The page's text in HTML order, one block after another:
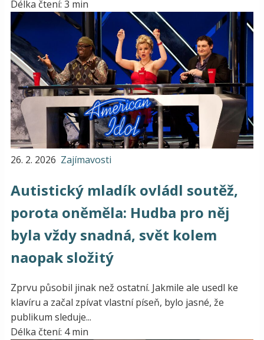
Délka čtení: 3 min
26. 2. 2026 Zajímavosti
Autistický mladík ovládl soutěž,
porota oněměla: Hudba pro něj
byla vždy snadná, svět kolem
naopak složitý
Zprvu působil jinak než ostatní. Jakmile ale usedl ke
klavíru a začal zpívat vlastní píseň, bylo jasné, že
publikum sleduje...
Délka čtení: 4 min